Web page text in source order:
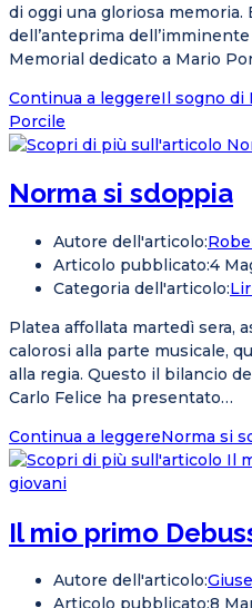
di oggi una gloriosa memoria.
dell’anteprima
Memorial dedicato a Mario
Continua a leggereIl sogno di
Porcile
Norma si sdoppia
Autore dell'articolo:
Articolo pubblicato:4
Categoria dell'articolo:
Platea affollata martedì sera,
calorosi alla parte musicale,
alla regia. Questo il bilancio
Carlo Felice ha presentato…
Continua a leggereNorma si
Il mio primo
Autore dell'articolo:
Articolo pubblicato:8